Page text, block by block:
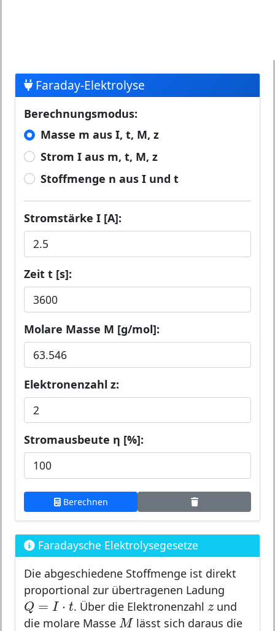
Faraday-Elektrolyse
Berechnungsmodus:
Masse m aus I, t, M, z
Strom I aus m, t, M, z
Stoffmenge n aus I und t
Stromstärke I [A]:
Zeit t [s]:
Molare Masse M [g/mol]:
Elektronenzahl z:
Stromausbeute η [%]:
Berechnen
Faradaysche Elektrolysegesetze
Die abgeschiedene Stoffmenge ist direkt
proportional zur übertragenen Ladung
Q = I ⋅ t
Q=I⋅t . Über die Elektronenzahl z
z und
die molare Masse M
Mlässt sich daraus die